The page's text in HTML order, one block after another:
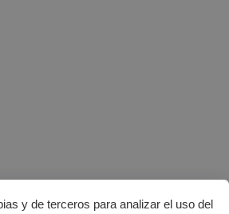
y de terceros para analizar el uso del